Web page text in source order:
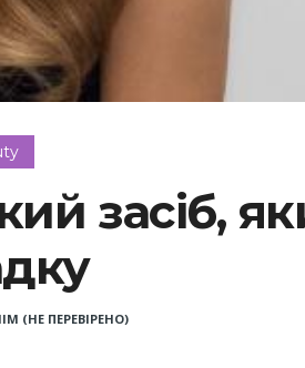
засіб,
(НЕ ПЕРЕВІРЕНО)